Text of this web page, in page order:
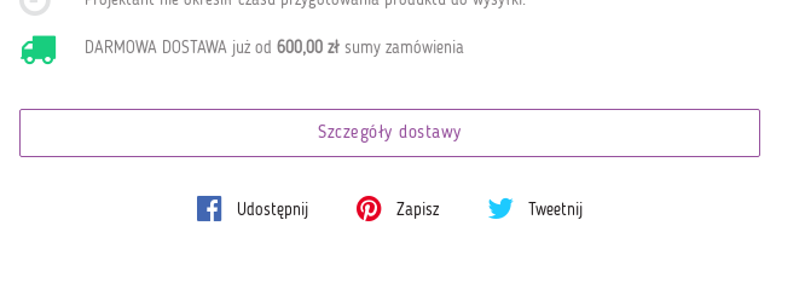
DARMOWA DOSTAWA już od 600,00 złsumy zamówienia
Szczegóły dostawy
Udostępnij Zapisz Tweetnij